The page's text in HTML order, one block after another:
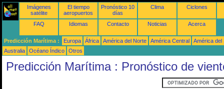
Imágenes
satélite
El tiempo
aeropuertos
Pronóstico 10
días
Clima Ciclones
FAQ Idiomas Contacto Noticias Acerca
Predicción Marítima : Europa África América del Norte América Central
América del
Australia
Océano Índico Otros
Predicción Marítima : Pronóstico de